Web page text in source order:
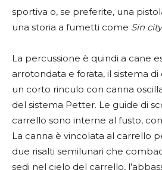
sportiva o, se preferite, una
una storia a fumetti come Sin city
La percussione è quindi a cane
arrotondata e forata, il sistema di
un corto rinculo con canna
del sistema Petter. Le guide di
carrello sono interne al fusto,
La canna è vincolata al carrello
due risalti semilunari che
sedi nel cielo del carrello,